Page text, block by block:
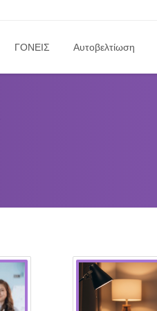
ΓΟΝΕΙΣ Αυτοβελτίωση